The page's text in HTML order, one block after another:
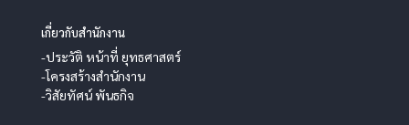
เกี่ยวกับสำนักงาน
-ประวัติ หน้าที่ ยุทธศาสตร์
-โครงสร้างสำนักงาน
-วิสัยทัศน์ พันธกิจ